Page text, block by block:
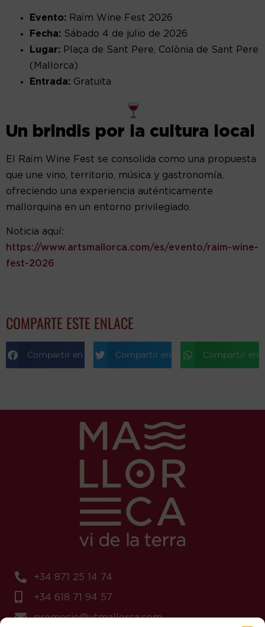
Evento: Raïm Wine Fest 2026
Fecha: Sábado 4 de julio de 2026
Lugar: Plaça de Sant Pere, Colònia de Sant Pere
(Mallorca)
Entrada: Gratuita
Un brindis por la cultura local
El Raïm Wine Fest se consolida como una propuesta
que une vino, territorio, música y gastronomía,
ofreciendo una experiencia auténticamente
mallorquina en un entorno privilegiado.
Noticia aquí:
https://www.artsmallorca.com/es/evento/raim-wine-
fest-2026
COMPARTE ESTE ENLACE
Compartir en FacebookCompartir en Twitter Compartir en
+34 871 25 14 74
+34 618 71 94 57
promocio@vtmallorca.com